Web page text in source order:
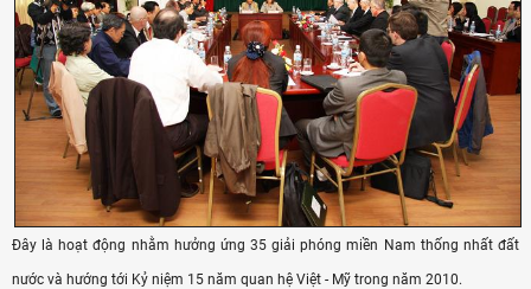
Đây là hoạt động nhằm hưởng ứng 35 giải phóng miền Nam thống nhất đất
nước và hướng tới Kỷ niệm 15 năm quan hệ Việt - Mỹ trong năm 2010.